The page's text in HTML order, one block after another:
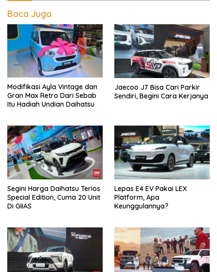
Baca Juga
Modifikasi Ayla Vintage dan
Gran Max Retro Dari Sebab
Itu Hadiah Undian Daihatsu
Jaecoo J7 Bisa Cari Parkir
Sendiri, Begini Cara Kerjanya
Segini Harga Daihatsu Terios
Special Edition, Cuma 20 Unit
Di GIIAS
Lepas E4 EV Pakai LEX
Platform, Apa
Keunggulannya?